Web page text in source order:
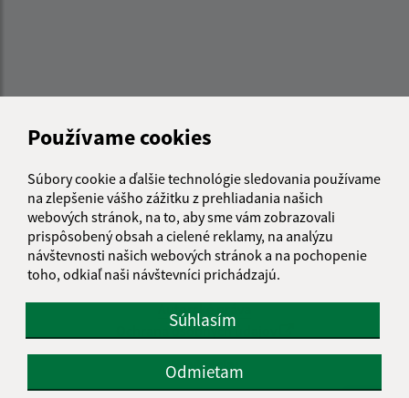
Používame cookies
Súbory cookie a ďalšie technológie sledovania používame
na zlepšenie vášho zážitku z prehliadania našich
webových stránok, na to, aby sme vám zobrazovali
prispôsobený obsah a cielené reklamy, na analýzu
návštevnosti našich webových stránok a na pochopenie
toho, odkiaľ naši návštevníci prichádzajú.
Súhlasím
Odmietam
Informácie o stránke:
Vyhlásenie o prístupnosti
Autorské práva
Ochrana osobných údajov
Navigácia: